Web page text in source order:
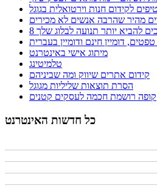
טיפים לקידום חנות וירטואלית בגוגל
להביא יותר תנועה לבלוג שלך
דומיין חינם ודומיין בעברית
מיתוג אישי באינטרנט
טלמיטינג
קידום אתרים שיווק ומה שביניהם
הסרת תוצאות שליליות מגוגל
קופה רושמת חכמה לעסקים קטנים
כל חדשות האינטרנט